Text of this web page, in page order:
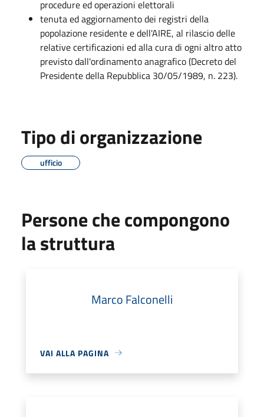
procedure ed operazioni elettorali
tenuta ed aggiornamento dei registri della
popolazione residente e dell'AIRE, al rilascio delle
relative certificazioni ed alla cura di ogni altro atto
previsto dall'ordinamento anagrafico (Decreto del
Presidente della Repubblica 30/05/1989, n. 223).
Tipo di organizzazione
ufficio
Persone che compongono
la struttura
Marco Falconelli
VAI ALLA PAGINA